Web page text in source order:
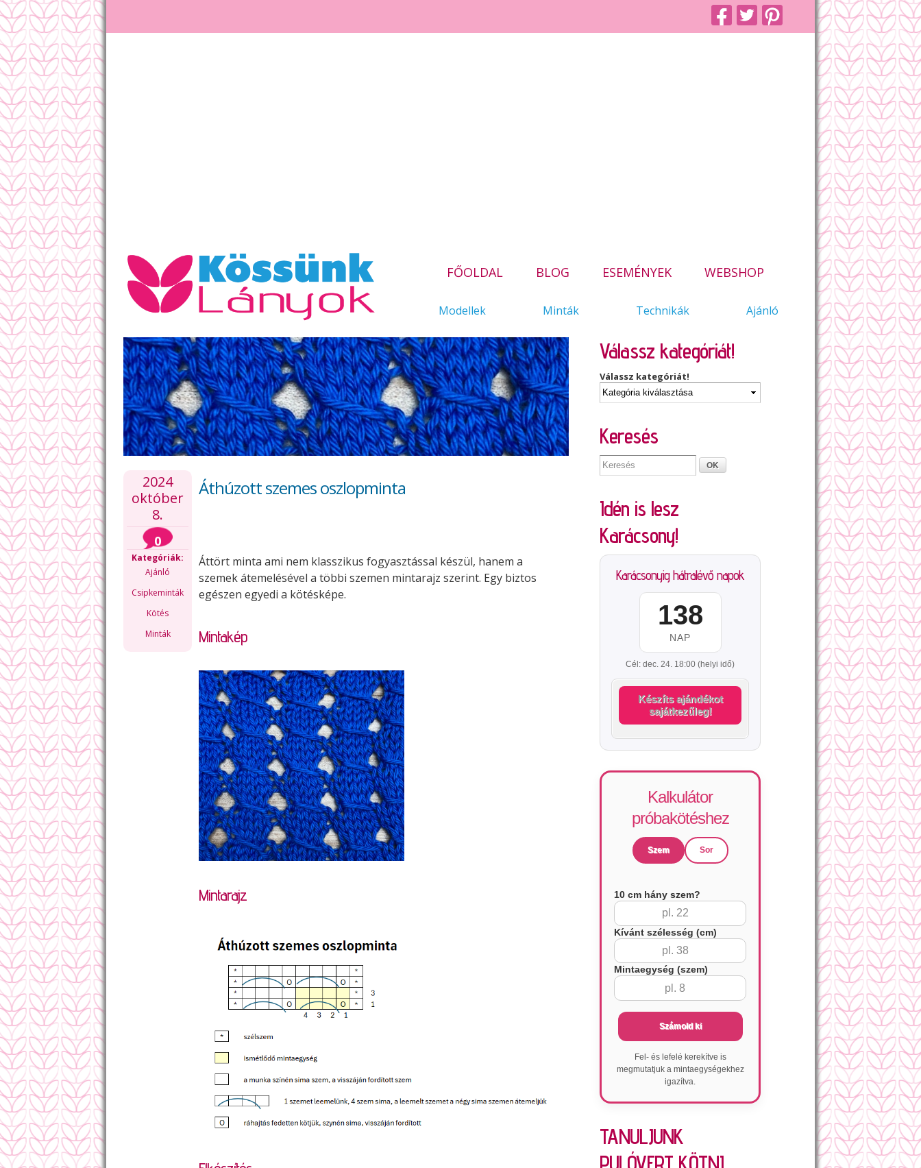
FŐOLDAL BLOG ESEMÉNYEK WEBSHOP
Ajánló
Technikák
Minták
Modellek
2024
október
8.
0
Kategóriák:
Ajánló
Csipkeminták
Kötés
Minták
Áthúzott szemes oszlopminta
Áttört minta ami nem klasszikus fogyasztással készül, hanem a
szemek átemelésével a többi szemen mintarajz szerint. Egy biztos
egészen egyedi a kötésképe.
Mintakép
Mintarajz
Válassz kategóriát!
Válassz kategóriát!
Keresés
Idén is lesz
Karácsony!
Karácsonyig hátralévő napok
138
NAP
Cél: dec. 24. 18:00 (helyi idő)
Készíts ajándékot
sajátkezűleg!
Kalkulátor
próbakötéshez
Szem Sor
10 cm hány szem?
Kívánt szélesség (cm)
Mintaegység (szem)
Számold ki
Fel- és lefelé kerekítve is
megmutatjuk a mintaegységekhez
igazítva.
TANULJUNK